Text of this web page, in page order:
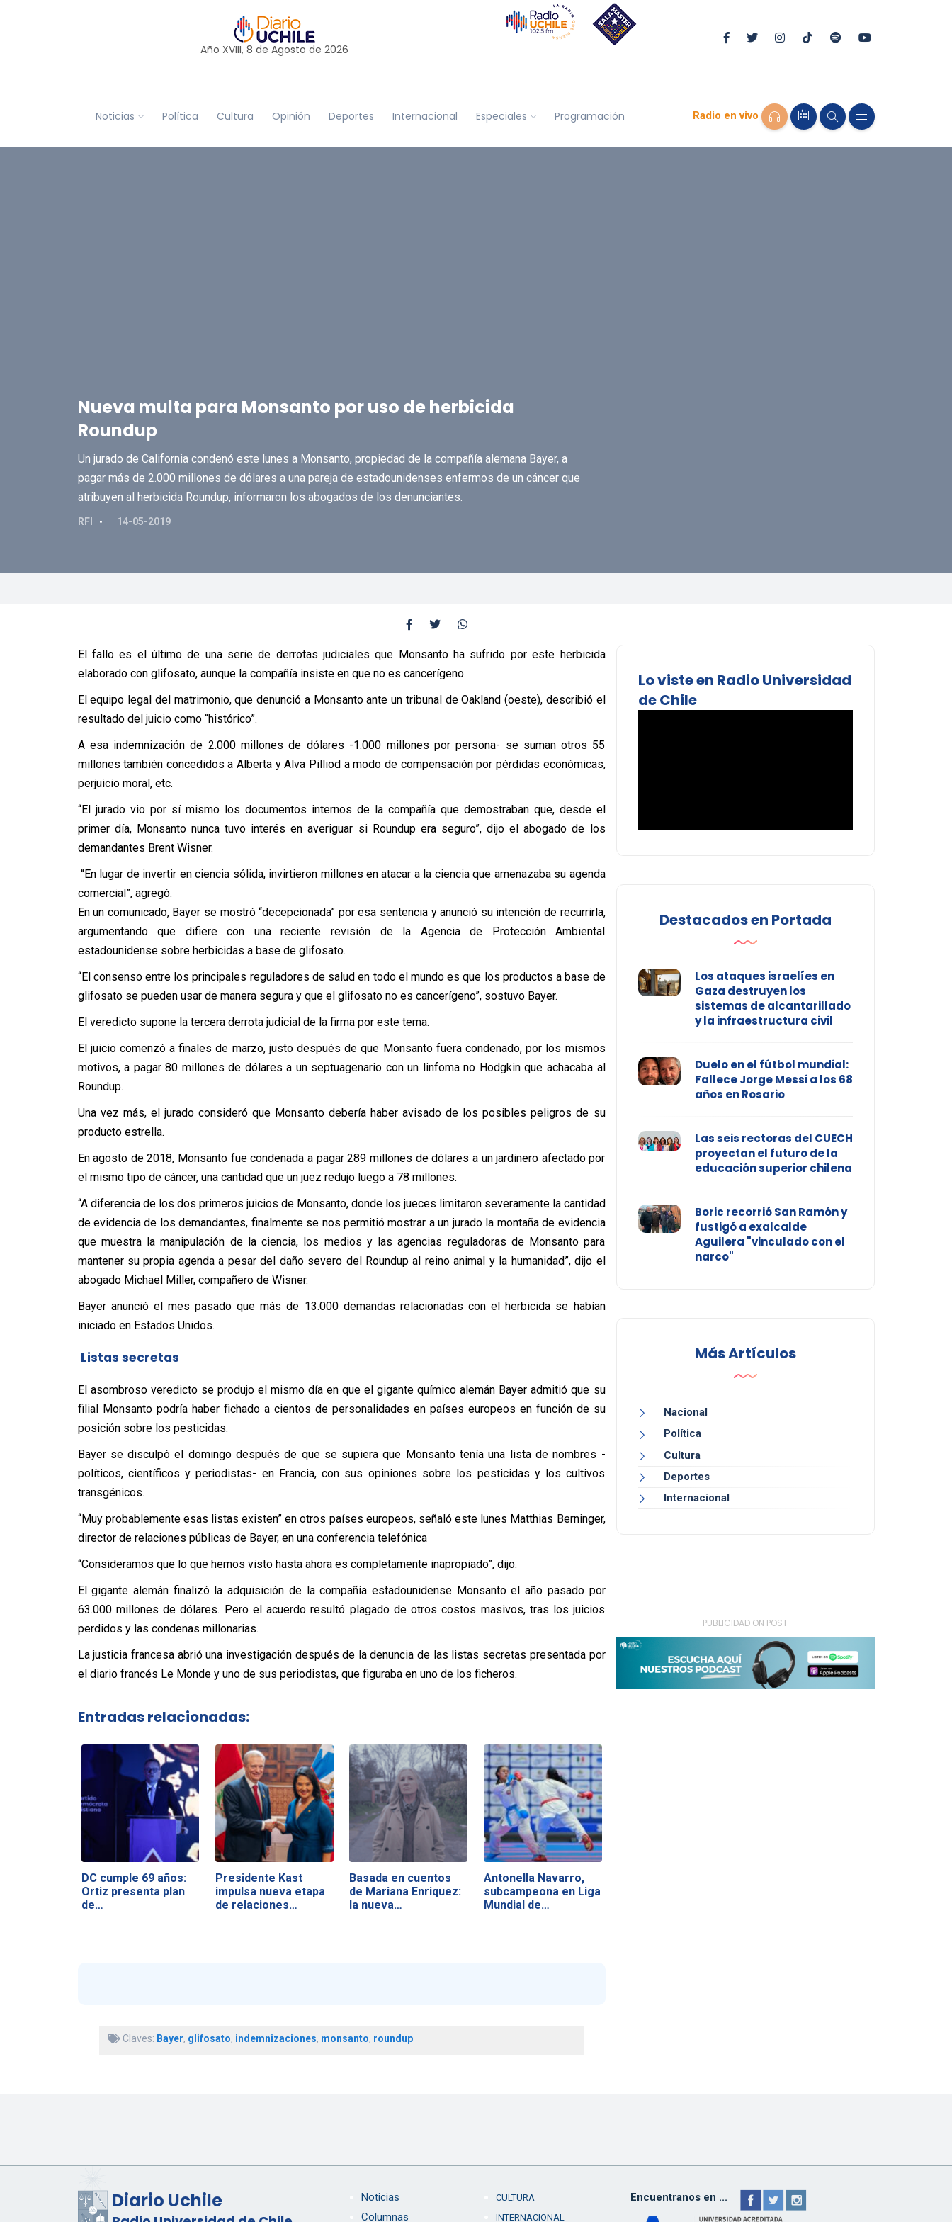
Año XVIII, 8 de Agosto de 2026
Noticias Política Cultura Opinión Deportes Internacional Especiales Programación Radio en vivo
Nueva multa para Monsanto por uso de herbicida
Roundup
Un jurado de California condenó este lunes a Monsanto, propiedad de la compañía alemana Bayer, a
pagar más de 2.000 millones de dólares a una pareja de estadounidenses enfermos de un cáncer que
atribuyen al herbicida Roundup, informaron los abogados de los denunciantes.
RFI 14-05-2019
El fallo es el último de una serie de derrotas judiciales que Monsanto ha sufrido por este herbicida
elaborado con glifosato, aunque la compañía insiste en que no es cancerígeno.
El equipo legal del matrimonio, que denunció a Monsanto ante un tribunal de Oakland (oeste), describió el
resultado del juicio como “histórico”.
A esa indemnización de 2.000 millones de dólares -1.000 millones por persona- se suman otros 55
millones también concedidos a Alberta y Alva Pilliod a modo de compensación por pérdidas económicas,
perjuicio moral, etc.
“El jurado vio por sí mismo los documentos internos de la compañía que demostraban que, desde el
primer día, Monsanto nunca tuvo interés en averiguar si Roundup era seguro”, dijo el abogado de los
demandantes Brent Wisner.
“En lugar de invertir en ciencia sólida, invirtieron millones en atacar a la ciencia que amenazaba su agenda
comercial”, agregó.
En un comunicado, Bayer se mostró “decepcionada” por esa sentencia y anunció su intención de recurrirla,
argumentando que difiere con una reciente revisión de la Agencia de Protección Ambiental
estadounidense sobre herbicidas a base de glifosato.
“El consenso entre los principales reguladores de salud en todo el mundo es que los productos a base de
glifosato se pueden usar de manera segura y que el glifosato no es cancerígeno”, sostuvo Bayer.
El veredicto supone la tercera derrota judicial de la firma por este tema.
El juicio comenzó a finales de marzo, justo después de que Monsanto fuera condenado, por los mismos
motivos, a pagar 80 millones de dólares a un septuagenario con un linfoma no Hodgkin que achacaba al
Roundup.
Una vez más, el jurado consideró que Monsanto debería haber avisado de los posibles peligros de su
producto estrella.
En agosto de 2018, Monsanto fue condenada a pagar 289 millones de dólares a un jardinero afectado por
el mismo tipo de cáncer, una cantidad que un juez redujo luego a 78 millones.
“A diferencia de los dos primeros juicios de Monsanto, donde los jueces limitaron severamente la cantidad
de evidencia de los demandantes, finalmente se nos permitió mostrar a un jurado la montaña de evidencia
que muestra la manipulación de la ciencia, los medios y las agencias reguladoras de Monsanto para
mantener su propia agenda a pesar del daño severo del Roundup al reino animal y la humanidad”, dijo el
abogado Michael Miller, compañero de Wisner.
Bayer anunció el mes pasado que más de 13.000 demandas relacionadas con el herbicida se habían
iniciado en Estados Unidos.
Listas secretas
El asombroso veredicto se produjo el mismo día en que el gigante químico alemán Bayer admitió que su
filial Monsanto podría haber fichado a cientos de personalidades en países europeos en función de su
posición sobre los pesticidas.
Bayer se disculpó el domingo después de que se supiera que Monsanto tenía una lista de nombres -
políticos, científicos y periodistas- en Francia, con sus opiniones sobre los pesticidas y los cultivos
transgénicos.
“Muy probablemente esas listas existen” en otros países europeos, señaló este lunes Matthias Berninger,
director de relaciones públicas de Bayer, en una conferencia telefónica
“Consideramos que lo que hemos visto hasta ahora es completamente inapropiado”, dijo.
El gigante alemán finalizó la adquisición de la compañía estadounidense Monsanto el año pasado por
63.000 millones de dólares. Pero el acuerdo resultó plagado de otros costos masivos, tras los juicios
perdidos y las condenas millonarias.
La justicia francesa abrió una investigación después de la denuncia de las listas secretas presentada por
el diario francés Le Monde y uno de sus periodistas, que figuraba en uno de los ficheros.
Entradas relacionadas:
DC cumple 69 años:
Ortiz presenta plan
de…
Presidente Kast
impulsa nueva etapa
de relaciones…
Basada en cuentos
de Mariana Enriquez:
la nueva…
Antonella Navarro,
subcampeona en Liga
Mundial de…
Claves: Bayer, glifosato, indemnizaciones, monsanto, roundup
Lo viste en Radio Universidad
de Chile
Destacados en Portada
Los ataques israelíes en
Gaza destruyen los
sistemas de alcantarillado
y la infraestructura civil
Duelo en el fútbol mundial:
Fallece Jorge Messi a los 68
años en Rosario
Las seis rectoras del CUECH
proyectan el futuro de la
educación superior chilena
Boric recorrió San Ramón y
fustigó a exalcalde
Aguilera "vinculado con el
narco"
Más Artículos
Nacional
Política
Cultura
Deportes
Internacional
- PUBLICIDAD ON POST -
Diario Uchile
Noticias
Columnas
CULTURA
INTERNACIONAL
Encuentranos en ...